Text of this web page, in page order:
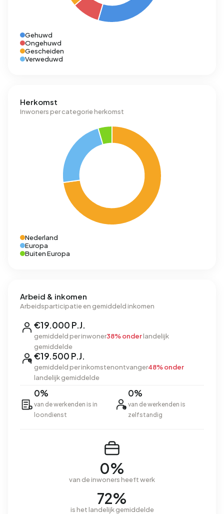
Gehuwd
Ongehuwd
Gescheiden
Verweduwd
Herkomst
Inwoners per categorie herkomst
Nederland
Europa
Buiten Europa
Arbeid & inkomen
Arbeidsparticipatie en gemiddeld inkomen
€19.000 P.J.
gemiddeld per inwoner38% onderlandelijk
gemiddelde
€19.500 P.J.
gemiddeld per inkomstenontvanger48% onder
landelijk gemiddelde
0%
van de werkenden is in
loondienst
0%
van de werkenden is
zelfstandig
0%
van de inwoners heeft werk
72%
is het landelijk gemiddelde